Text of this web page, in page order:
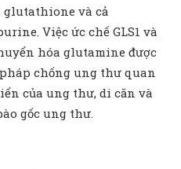
và cả
Việc ức chế GLS1 và
hóa glutamine được
chống ung thư quan
của ung thư, di căn và
gốc ung thư.